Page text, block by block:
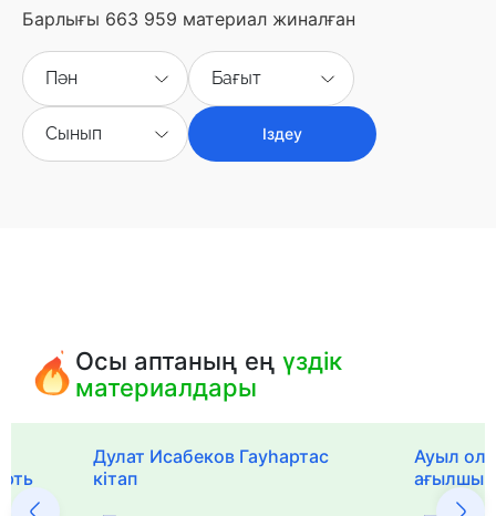
Барлығы 663 959 материал жиналған
Пән Бағыт
Сынып Іздеу
Осы аптаның еңүздік
материалдары
Дулат Исабеков Гауһартас
кітап
Ауыл
ағылшын